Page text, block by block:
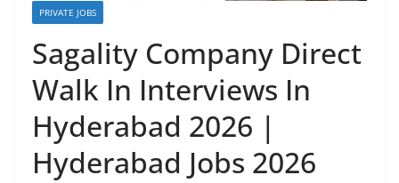
PRIVATE JOBS
Sagality Company Direct
Walk In Interviews In
Hyderabad 2026 |
Hyderabad Jobs 2026